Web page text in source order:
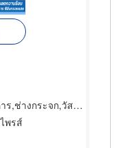
,วัสดุเคลือบหรือฉาบกระจก
พรส์